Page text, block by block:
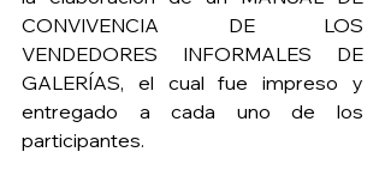
CONVIVENCIA DE LOS
VENDEDORES INFORMALES DE
GALERÍAS, el cual fue impreso y
entregado a cada uno de los
participantes.